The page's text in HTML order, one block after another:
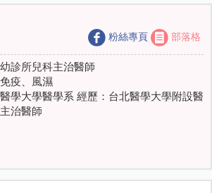
粉絲專頁 部落格
診所兒科主治醫師
疫、風濕
學大學醫學系 經歷：台北醫學大學附設醫
治醫師